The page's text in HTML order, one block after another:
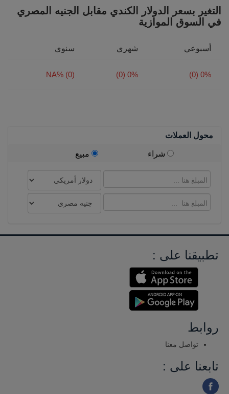
التغير بسعر الدولار الكندي مقابل الجنيه المصري
في السوق الموازية
أسبوعي شهري سنوي
0% (0)
0% (0)
NA% (0)
محول العملات
شراء مبيع
تطبيقنا على :
روابط
تواصل معنا
تابعنا على :